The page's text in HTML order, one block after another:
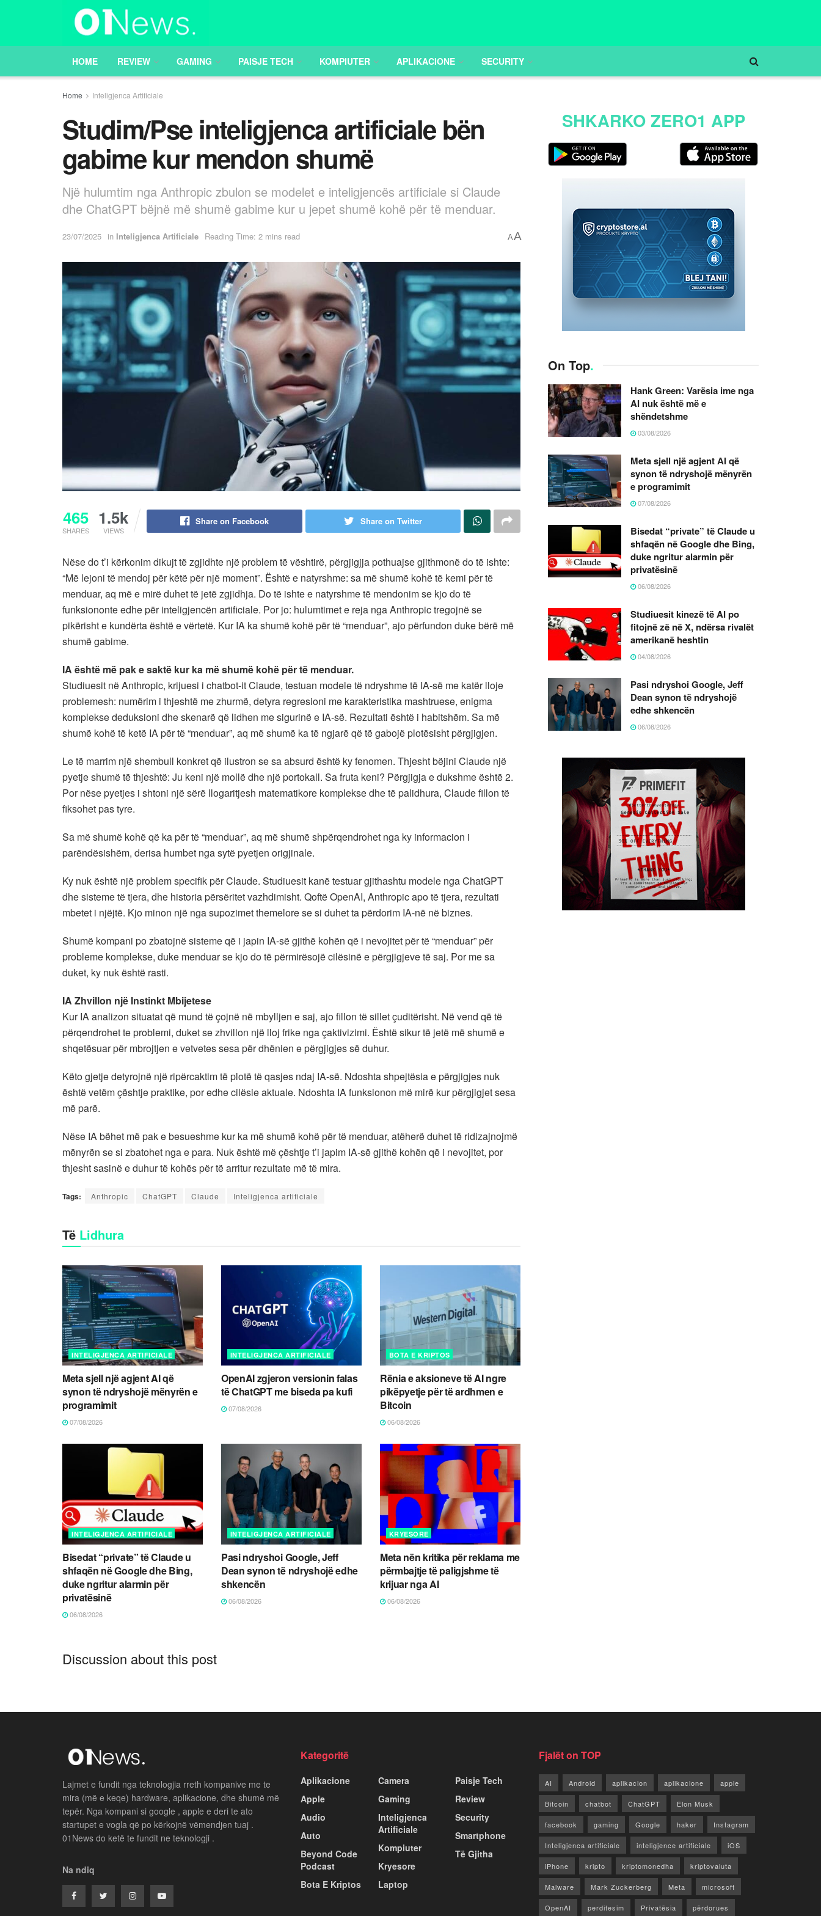
HOME REVIEW GAMING PAISJE TECH KOMPIUTER APLIKACIONE SECURITY
Home Inteligjenca Artificiale
Studim/Pse inteligjenca artificiale bën
gabime kur mendon shumë
Një hulumtim nga Anthropic zbulon se modelet e inteligjencës artificiale si Claude
dhe ChatGPT bëjnë më shumë gabime kur u jepet shumë kohë për të menduar.
23/07/2025 in Inteligjenca Artificiale Reading Time: 2 mins read AA
465
SHARES
1.5k
VIEWS
Share on Facebook Share on Twitter
Nëse do t’i kërkonim dikujt të zgjidhte një problem të vështirë, përgjigjja pothuajse gjithmonë do të ishte:
“Më lejoni të mendoj për këtë për një moment”. Është e natyrshme: sa më shumë kohë të kemi për të
menduar, aq më e mirë duhet të jetë zgjidhja. Do të ishte e natyrshme të mendonim se kjo do të
funksiononte edhe për inteligjencën artificiale. Por jo: hulumtimet e reja nga Anthropic tregojnë se
pikërisht e kundërta është e vërtetë. Kur IA ka shumë kohë për të “menduar”, ajo përfundon duke bërë më
shumë gabime.
IA është më pak e saktë kur ka më shumë kohë për të menduar.
Studiuesit në Anthropic, krijuesi i chatbot-it Claude, testuan modele të ndryshme të IA-së me katër lloje
problemesh: numërim i thjeshtë me zhurmë, detyra regresioni me karakteristika mashtruese, enigma
komplekse deduksioni dhe skenarë që lidhen me sigurinë e IA-së. Rezultati është i habitshëm. Sa më
shumë kohë të ketë IA për të “menduar”, aq më shumë ka të ngjarë që të gabojë plotësisht përgjigjen.
Le të marrim një shembull konkret që ilustron se sa absurd është ky fenomen. Thjesht bëjini Claude një
pyetje shumë të thjeshtë: Ju keni një mollë dhe një portokall. Sa fruta keni? Përgjigja e dukshme është 2.
Por nëse pyetjes i shtoni një sërë llogaritjesh matematikore komplekse dhe të palidhura, Claude fillon të
fiksohet pas tyre.
Sa më shumë kohë që ka për të “menduar”, aq më shumë shpërqendrohet nga ky informacion i
parëndësishëm, derisa humbet nga sytë pyetjen origjinale.
Ky nuk është një problem specifik për Claude. Studiuesit kanë testuar gjithashtu modele nga ChatGPT
dhe sisteme të tjera, dhe historia përsëritet vazhdimisht. Qoftë OpenAI, Anthropic apo të tjera, rezultati
mbetet i njëjtë. Kjo minon një nga supozimet themelore se si duhet ta përdorim IA-në në biznes.
Shumë kompani po zbatojnë sisteme që i japin IA-së gjithë kohën që i nevojitet për të “menduar” për
probleme komplekse, duke menduar se kjo do të përmirësojë cilësinë e përgjigjeve të saj. Por me sa
duket, ky nuk është rasti.
IA Zhvillon një Instinkt Mbijetese
Kur IA analizon situatat që mund të çojnë në mbylljen e saj, ajo fillon të sillet çuditërisht. Në vend që të
përqendrohet te problemi, duket se zhvillon një lloj frike nga çaktivizimi. Është sikur të jetë më shumë e
shqetësuar për mbrojtjen e vetvetes sesa për dhënien e përgjigjes së duhur.
Këto gjetje detyrojnë një ripërcaktim të plotë të qasjes ndaj IA-së. Ndoshta shpejtësia e përgjigjes nuk
është vetëm çështje praktike, por edhe cilësie aktuale. Ndoshta IA funksionon më mirë kur përgjigjet sesa
më parë.
Nëse IA bëhet më pak e besueshme kur ka më shumë kohë për të menduar, atëherë duhet të ridizajnojmë
mënyrën se si zbatohet nga e para. Nuk është më çështje t’i japim IA-së gjithë kohën që i nevojitet, por
thjesht sasinë e duhur të kohës për të arritur rezultate më të mira.
Tags: Anthropic ChatGPT Claude Inteligjenca artificiale
Të Lidhura
INTELIGJENCA ARTIFICIALE
Meta sjell një agjent AI që
synon të ndryshojë mënyrën e
programimit
07/08/2026
INTELIGJENCA ARTIFICIALE
OpenAI zgjeron versionin falas
të ChatGPT me biseda pa kufi
07/08/2026
BOTA E KRIPTOS
Rënia e aksioneve të AI ngre
pikëpyetje për të ardhmen e
Bitcoin
06/08/2026
INTELIGJENCA ARTIFICIALE
Bisedat “private” të Claude u
shfaqën në Google dhe Bing,
duke ngritur alarmin për
privatësinë
06/08/2026
INTELIGJENCA ARTIFICIALE
Pasi ndryshoi Google, Jeff
Dean synon të ndryshojë edhe
shkencën
06/08/2026
KRYESORE
Meta nën kritika për reklama me
përmbajtje të paligjshme të
krijuar nga AI
06/08/2026
Discussion about this post
SHKARKO ZERO1 APP
On Top.
Hank Green: Varësia ime nga
AI nuk është më e
shëndetshme
03/08/2026
Meta sjell një agjent AI që
synon të ndryshojë mënyrën
e programimit
07/08/2026
Bisedat “private” të Claude u
shfaqën në Google dhe Bing,
duke ngritur alarmin për
privatësinë
06/08/2026
Studiuesit kinezë të AI po
fitojnë zë në X, ndërsa rivalët
amerikanë heshtin
04/08/2026
Pasi ndryshoi Google, Jeff
Dean synon të ndryshojë
edhe shkencën
06/08/2026
Lajmet e fundit nga teknologjia rreth kompanive me te
mira (më e keqe) hardware, aplikacione, dhe shumë më
tepër. Nga kompani si google , apple e deri te ato
startupet e vogla që po kërkojnë vëmendjen tuaj .
01News do ketë te fundit ne teknologji .
Na ndiq
Kategoritë
Aplikacione
Apple
Audio
Auto
Beyond Code
Podcast
Bota E Kriptos
Camera
Gaming
Inteligjenca
Artificiale
Kompiuter
Kryesore
Laptop
Paisje Tech
Review
Security
Smartphone
Të Gjitha
Fjalët on TOP
AI Android aplikacion aplikacione apple
Bitcoin chatbot ChatGPT Elon Musk
facebook gaming Google haker Instagram
Inteligjenca artificiale inteligjence artificiale iOS
iPhone kripto kriptomonedha kriptovaluta
Malware Mark Zuckerberg Meta microsoft
OpenAI perditesim Privatësia përdorues